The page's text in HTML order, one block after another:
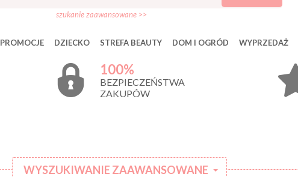
szukanie zaawansowane >>
PROMOCJE DZIECKO STREFA BEAUTY DOM I OGRÓD WYPRZEDAŻ
100%
BEZPIECZEŃSTWA
ZAKUPÓW
WYSZUKIWANIE ZAAWANSOWANE